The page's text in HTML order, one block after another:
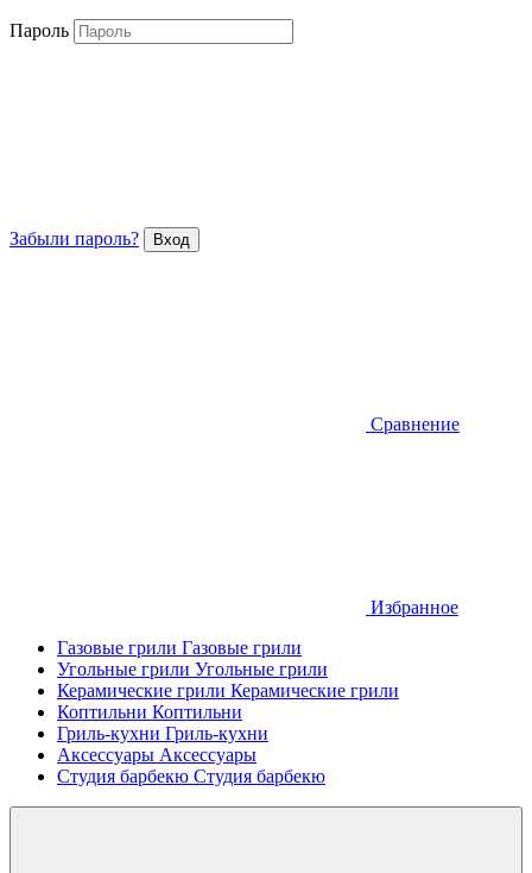
Пароль
Забыли пароль?
Сравнение
Избранное
Газовые грили Газовые грили
Угольные грили Угольные грили
Керамические грили Керамические грили
Коптильни Коптильни
Гриль-кухни Гриль-кухни
Аксессуары Аксессуары
Студия барбекю Студия барбекю